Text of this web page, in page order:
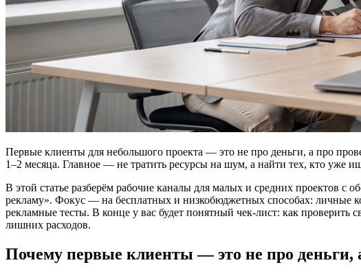
Первые клиенты для небольшого проекта — это не про деньги, а про
1–2 месяца. Главное — не тратить ресурсы на шум, а найти тех, кто уже
В этой статье разберём рабочие каналы для малых и средних проектов с
рекламу». Фокус — на бесплатных и низкобюджетных способах: личные
рекламные тесты. В конце у вас будет понятный чек-лист: как проверить
лишних расходов.
Почему первые клиенты — это не про деньги,